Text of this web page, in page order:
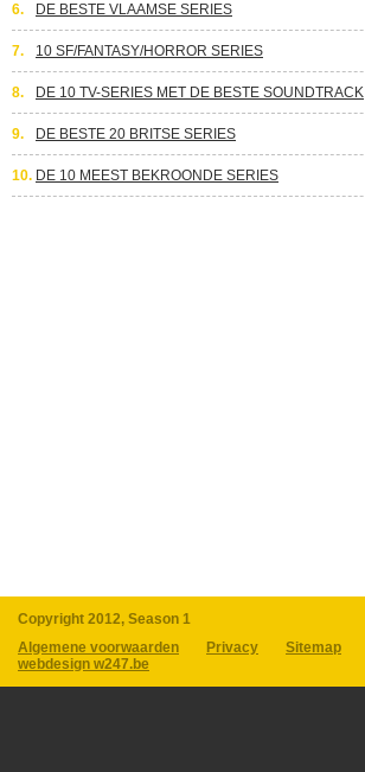
6. DE BESTE VLAAMSE SERIES
7. 10 SF/FANTASY/HORROR SERIES
8. DE 10 TV-SERIES MET DE BESTE SOUNDTRACK
9. DE BESTE 20 BRITSE SERIES
10. DE 10 MEEST BEKROONDE SERIES
Copyright 2012, Season 1
Algemene voorwaarden
Privacy Sitemap
webdesign w247.be